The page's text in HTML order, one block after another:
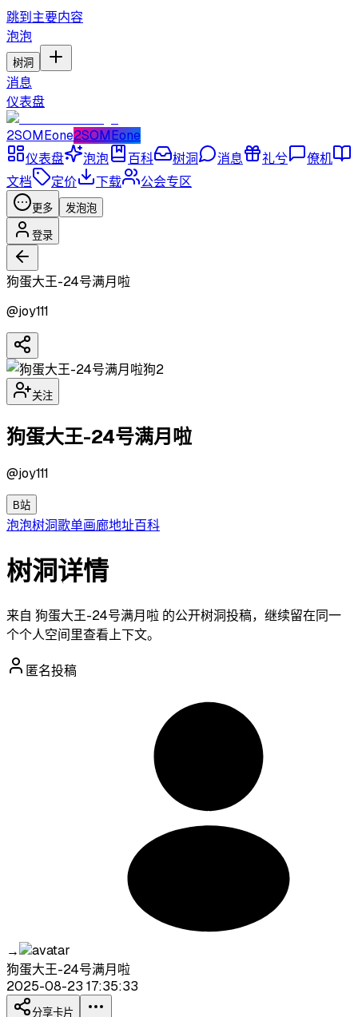
跳到主要内容
泡泡
树洞
消息
仪表盘
2SOMEone2SOMEone
仪表盘
泡泡 百科 树洞 消息 礼兮
僚机
文档
定价 下载 公会专区
更多 发泡泡
登录
狗蛋大王-24号满月啦
@joy111
狗2
关注
狗蛋大王-24号满月啦
@joy111
B站
泡泡树洞歌单画廊地址百科
树洞详情
来自 狗蛋大王-24号满月啦 的公开树洞投稿，继续留在同一
个个人空间里查看上下文。
匿名投稿
→
狗蛋大王-24号满月啦
2025-08-23 17:35:33
分享卡片